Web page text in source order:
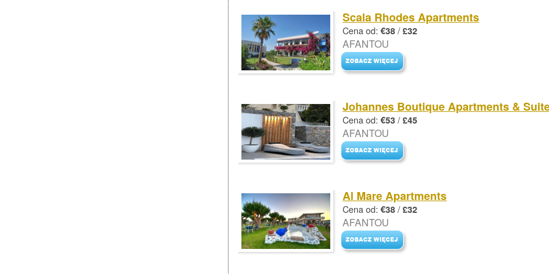
Scala Rhodes Apartments
Cena od: €38 / £32
AFANTOU
Johannes Boutique Apartments &
Cena od: €53 / £45
AFANTOU
Al Mare Apartments
Cena od: €38 / £32
AFANTOU